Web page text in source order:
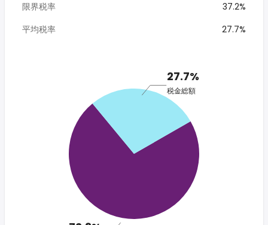
限界税率
37.2%
平均税率
27.7%
27.7%
税金総額